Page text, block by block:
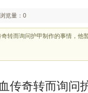
浏览量：0
转而询问护甲制作的事情，他
传奇转而询问